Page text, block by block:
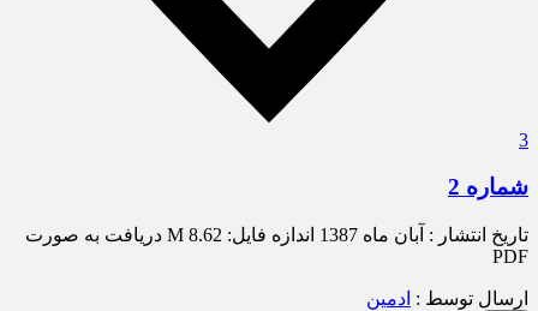
3
شماره 2
تاريخ انتشار : آبان ماه 1387 اندازه فایل: 8.62 M دريافت به صورت
PDF
ارسال توسط : ادمین